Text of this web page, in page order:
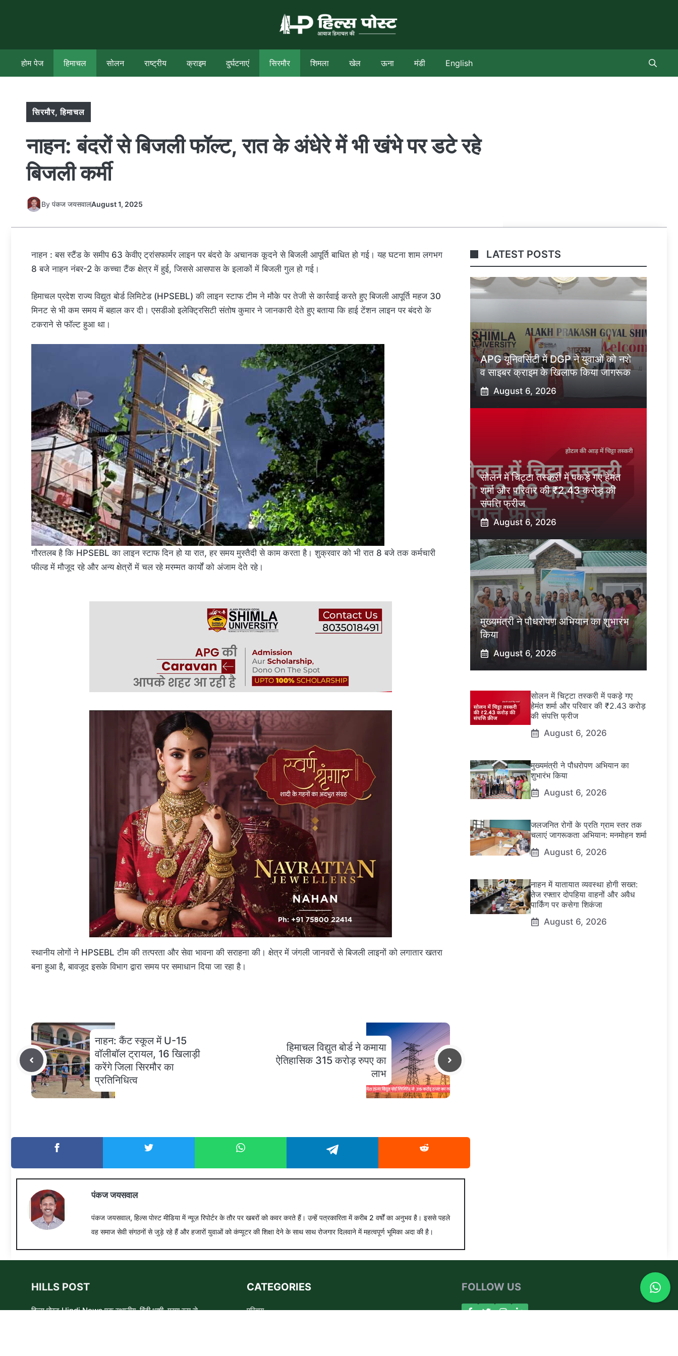
होम पेज हिमाचल सोलन राष्ट्रीय क्राइम दुर्घटनाएं सिरमौर शिमला खेल ऊना मंडी English
सिरमौर,हिमाचल
नाहन: बंदरों से बिजली फॉल्ट, रात के अंधेरे में भी खंभे पर डटे रहे
बिजली कर्मी
By पंकज जयसवालAugust 1, 2025
नाहन : बस स्टैंड के समीप 63 केवीए ट्रांसफार्मर लाइन पर बंदरो के अचानक कूदने से बिजली आपूर्ति बाधित हो गई। यह घटना शाम लगभग
8 बजे नाहन नंबर-2 के कच्चा टैंक क्षेत्र में हुई, जिससे आसपास के इलाकों में बिजली गुल हो गई।
हिमाचल प्रदेश राज्य विद्युत बोर्ड लिमिटेड (HPSEBL) की लाइन स्टाफ टीम ने मौके पर तेजी से कार्रवाई करते हुए बिजली आपूर्ति महज 30
मिनट से भी कम समय में बहाल कर दी। एसडीओ इलेक्ट्रिसिटी संतोष कुमार ने जानकारी देते हुए बताया कि हाई टेंशन लाइन पर बंदरो के
टकराने से फॉल्ट हुआ था।
गौरतलब है कि HPSEBL का लाइन स्टाफ दिन हो या रात, हर समय मुस्तैदी से काम करता है। शुक्रवार को भी रात 8 बजे तक कर्मचारी
फील्ड में मौजूद रहे और अन्य क्षेत्रों में चल रहे मरम्मत कार्यों को अंजाम देते रहे।
स्थानीय लोगों ने HPSEBL टीम की तत्परता और सेवा भावना की सराहना की। क्षेत्र में जंगली जानवरों से बिजली लाइनों को लगातार खतरा
बना हुआ है, बावजूद इसके विभाग द्वारा समय पर समाधान दिया जा रहा है।
नाहन: कैंट स्कूल में U-15
वॉलीबॉल ट्रायल, 16 खिलाड़ी
करेंगे जिला सिरमौर का
प्रतिनिधित्व
हिमाचल विद्युत बोर्ड ने कमाया
ऐतिहासिक 315 करोड़ रुपए का
लाभ
पंकज जयसवाल
पंकज जयसवाल, हिल्स पोस्ट मीडिया में न्यूज़ रिपोर्टर के तौर पर खबरों को कवर करते हैं। उन्हें पत्रकारिता में करीब 2 वर्षों का अनुभव है। इससे पहले
वह समाज सेवी संगठनों से जुड़े रहे हैं और हजारों युवाओं को कंप्यूटर की शिक्षा देने के साथ साथ रोजगार दिलवाने में महत्वपूर्ण भूमिका अदा की है।
LATEST POSTS
APG यूनिवर्सिटी में DGP ने युवाओं को नशे
व साइबर क्राइम के खिलाफ किया जागरूक
August 6, 2026
सोलन में चिट्टा तस्करी में पकड़े गए हेमंत
शर्मा और परिवार की ₹2.43 करोड़ की
संपत्ति फ्रीज
August 6, 2026
मुख्यमंत्री ने पौधरोपण अभियान का शुभारंभ
किया
August 6, 2026
सोलन में चिट्टा तस्करी में पकड़े गए
हेमंत शर्मा और परिवार की ₹2.43 करोड़
की संपत्ति फ्रीज
August 6, 2026
मुख्यमंत्री ने पौधरोपण अभियान का
शुभारंभ किया
August 6, 2026
जलजनित रोगों के प्रति ग्राम स्तर तक
चलाएं जागरूकता अभियान: मनमोहन शर्मा
August 6, 2026
नाहन में यातायात व्यवस्था होगी सख्त:
तेज रफ्तार दोपहिया वाहनों और अवैध
पार्किंग पर कसेगा शिकंजा
August 6, 2026
HILLS POST
हिल्स पोस्ट Hindi News एक स्थानीय, हिंदी भाषी, मुख्य रूप से
CATEGORIES
परिचय
FOLLOW US